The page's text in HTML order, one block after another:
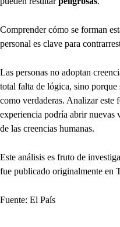
Comprender cómo se forman
personal es clave para
Las personas no adoptan
total falta de lógica, sino
como verdaderas. Analizar este
experiencia podría abrir nuevas
de las creencias humanas.
Este análisis es fruto de
fue publicado originalmente en
Fuente: El País